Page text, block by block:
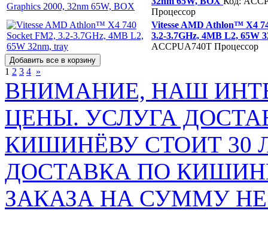
Процессор
Vitesse AMD Athlon™ X4
3.2-3.7GHz, 4MB L2, 65W
ACCPUA740T Процессор
1 2 3 4 »
ВНИМАНИЕ, НАШ
ЦЕНЫ. УСЛУГА
КИШИНЁВУ СТОИТ 30
ДОСТАВКА ПО
ЗАКАЗА НА СУММУ НЕ